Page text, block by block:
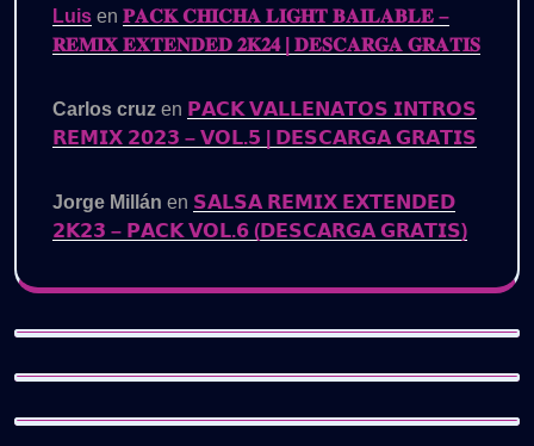
Luis en 𝐏𝐀𝐂𝐊 𝐂𝐇𝐈𝐂𝐇𝐀 𝐋𝐈𝐆𝐇𝐓 𝐁𝐀𝐈𝐋𝐀𝐁𝐋𝐄 –
𝐑𝐄𝐌𝐈𝐗 𝐄𝐗𝐓𝐄𝐍𝐃𝐄𝐃 𝟐𝐊𝟐𝟒 | 𝐃𝐄𝐒𝐂𝐀𝐑𝐆𝐀 𝐆𝐑𝐀𝐓𝐈𝐒
Carlos cruz en 𝗣𝗔𝗖𝗞 𝗩𝗔𝗟𝗟𝗘𝗡𝗔𝗧𝗢𝗦 𝗜𝗡𝗧𝗥𝗢𝗦
𝗥𝗘𝗠𝗜𝗫 𝟮𝟬𝟮𝟯 – 𝗩𝗢𝗟.𝟱 | 𝗗𝗘𝗦𝗖𝗔𝗥𝗚𝗔 𝗚𝗥𝗔𝗧𝗜𝗦
Jorge Millán en 𝗦𝗔𝗟𝗦𝗔 𝗥𝗘𝗠𝗜𝗫 𝗘𝗫𝗧𝗘𝗡𝗗𝗘𝗗
𝟮𝗞𝟮𝟯 – 𝗣𝗔𝗖𝗞 𝗩𝗢𝗟.𝟲 (𝗗𝗘𝗦𝗖𝗔𝗥𝗚𝗔 𝗚𝗥𝗔𝗧𝗜𝗦)